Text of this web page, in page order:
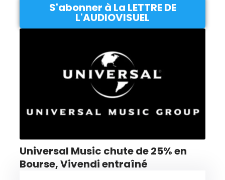
S'abonner à La LETTRE DE
L'AUDIOVISUEL
Universal Music chute de 25% en
Bourse, Vivendi entraîné